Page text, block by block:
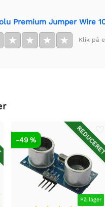
Premium Jumper Wire
★ ★ ★ ★ Klik på
På lager
-49 %